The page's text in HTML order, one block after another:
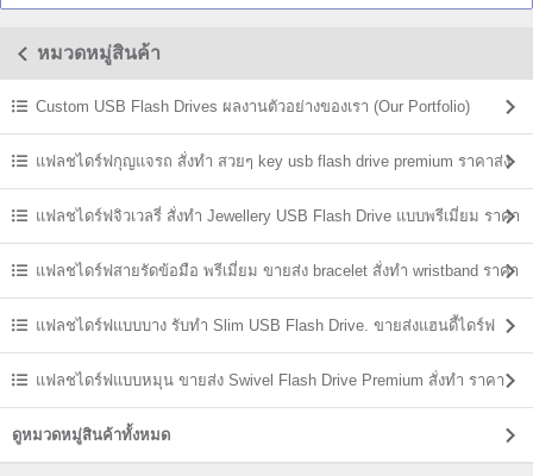
หมวดหมู่สินค้า
Custom USB Flash Drives ผลงานตัวอย่างของเรา (Our Portfolio)
แฟลชไดร์ฟกุญแจรถ สั่งทำ สวยๆ key usb flash drive premium ราคาส่ง
แฟลชไดร์ฟจิวเวลรี่ สั่งทำ Jewellery USB Flash Drive แบบพรีเมี่ยม ราคา
ส่ง แฟลชไดร์ฟสายรัดข้อมือ พรีเมี่ยม ขายส่ง bracelet สั่งทำ wristband ราคา
ถูก แฟลชไดร์ฟแบบบาง รับทำ Slim USB Flash Drive. ขายส่งแฮนดี้ไดร์ฟ
ราคาถูกแฟลชไดร์ฟแบบหมุน ขายส่ง Swivel Flash Drive Premium สั่งทำ ราคา
ถูก
ดูหมวดหมู่สินค้าทั้งหมด